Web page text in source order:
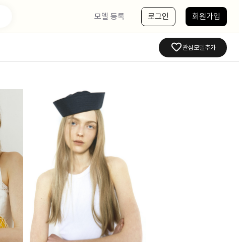
모델 등록 로그인 회원가입
관심모델추가